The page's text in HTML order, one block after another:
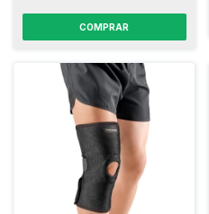
COMPRAR